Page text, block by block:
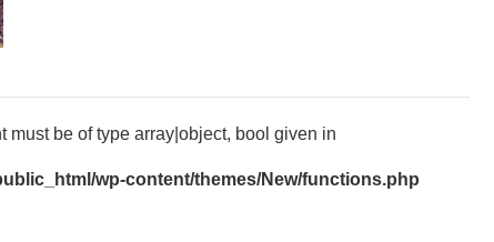
must be of type array|object, bool given in
wp-content/themes/New/functions.php